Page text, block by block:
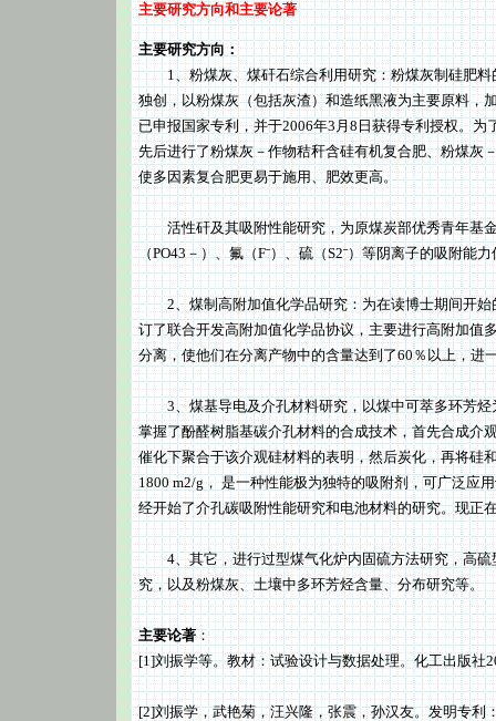
主要研究方向和主要论著
主要研究方向：
1、粉煤灰、煤矸石综合利用研究：粉煤灰制硅肥料
独创，以粉煤灰（包括灰渣）和造纸黑液为主要原料，
已申报国家专利，并于2006年3月8日获得专利授权。
先后进行了粉煤灰－作物秸秆含硅有机复合肥、粉煤灰
使多因素复合肥更易于施用、肥效更高。
活性矸及其吸附性能研究，为原煤炭部优秀青年基金
（PO43－）、氟（Fˉ）、硫（S2ˉ）等阴离子的吸附能
2、煤制高附加值化学品研究：为在读博士期间开始
订了联合开发高附加值化学品协议，主要进行高附加值
分离，使他们在分离产物中的含量达到了60％以上，进
3、煤基导电及介孔材料研究，以煤中可萃多环芳烃
掌握了酚醛树脂基碳介孔材料的合成技术，首先合成介
催化下聚合于该介观硅材料的表明，然后炭化，再将硅
1800 m2/g， 是一种性能极为独特的吸附剂，可广泛应
经开始了介孔碳吸附性能研究和电池材料的研究。现正
4、其它，进行过型煤气化炉内固硫方法研究，高硫
究，以及粉煤灰、土壤中多环芳烃含量、分布研究等。
主要论著：
[1]刘振学等。教材：试验设计与数据处理。化工出版社
[2]刘振学，武艳菊，汪兴隆，张震，孙汉友。发明专利